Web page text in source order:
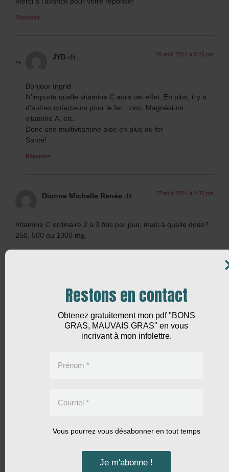
Répondre
JYD dit : 28 août 2014 à 8:26 pm
Bonjour Ingrid
N’importe quelle vitamine C aura cet effet. En plus, il y a
d’autres cofacteurs pour le fer : zinc, Magnésium,
vitamine A, etc.
Donc une multivitamine aide en plus du fer
Santé!
Répondre
Dionne Michelle Renée dit : 27 août 2014 à 4:35 pm
Vitamine C ordinaire 2 à 3 fois par jour, mais à quelle dose?
250, 500 ou 1000 mg.
Ça dépend de ce que vous voulez. Si c’est un effet
plus efficace.
antistress, alors, 1000mg 2 à 4 fois par jour voir 6 fois par
Restons en contact
Obtenez gratuitement mon pdf "BONS
GRAS, MAUVAIS GRAS" en vous
incrivant à mon infolettre.
Prénom *
Courriel *
Vous pourrez vous désabonner en tout temps
Je m'abonne !